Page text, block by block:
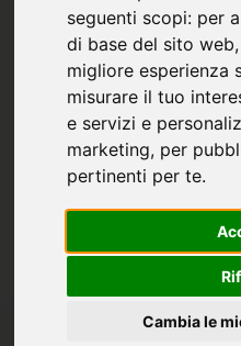
seguenti scopi: per
di base del sito web,
migliore esperienza
misurare il tuo
e servizi e
marketing, per
pertinenti per te.
Cambia le